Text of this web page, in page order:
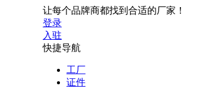
让每个品牌商都找到合适的厂家！
登录
入驻
快捷导航
工厂
证件